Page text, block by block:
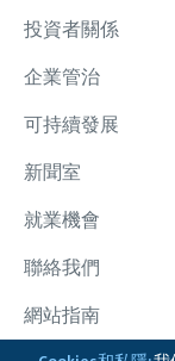
投資者關係
企業管治
可持續發展
新聞室
就業機會
聯絡我們
網站指南